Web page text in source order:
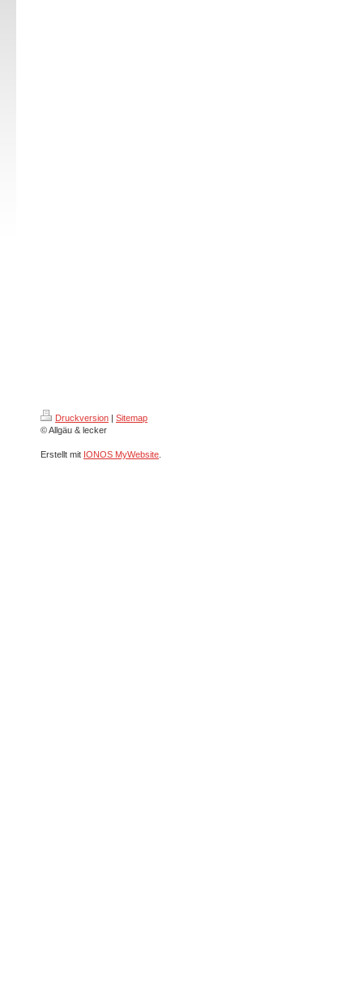
Druckversion | Sitemap
© Allgäu & lecker
Erstellt mit IONOS MyWebsite